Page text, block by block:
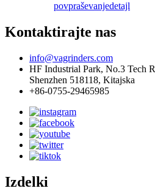
povpraševanjedetajl
Kontaktirajte nas
info@vagrinders.com
HF Industrial Park, No.3 Tech
Shenzhen 518118, Kitajska
+86-0755-29465985
Izdelki